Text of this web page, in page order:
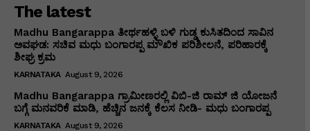
The latest
Madhu Bangarappa ತೀರ್ಥಹಳ್ಳಿ ಬಳಿ ಗುಡ್ಡ ಕುಸಿತದಿಂದ ಸಾವಿನ
ಅವಘಡ: ಸಚಿವ ಮಧು ಬಂಗಾರಪ್ಪ ಮೌಖಿಕ ಪರಿಶೀಲನೆ, ಪರಿಹಾರಕ್ಕೆ
ಶೀಘ್ರ ಕ್ರಮ
KARNATAKA August 9, 2026
Madhu Bangarappa ಗ್ರಾಮೀಣರಲ್ಲಿ ವಿಬಿ-ಜಿ ರಾಮ್ ಜಿ ಯೋಜನೆ
ಬಗ್ಗೆ ಮನವರಿಕೆ ಮಾಡಿ, ಹೆಚ್ಚಿನ ಜನಕ್ಕೆ ಕೆಲಸ ನೀಡಿ- ಮಧು ಬಂಗಾರಪ್ಪ
KARNATAKA August 9, 2026